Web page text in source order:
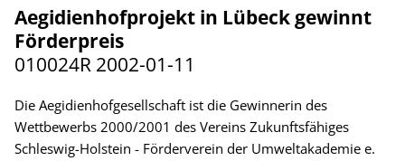
Aegidienhofprojekt in Lübeck gewinnt
Förderpreis
010024R 2002-01-11
Die Aegidienhofgesellschaft ist die Gewinnerin des
Wettbewerbs 2000/2001 des Vereins Zukunftsfähiges
Schleswig-Holstein - Förderverein der Umweltakademie e.